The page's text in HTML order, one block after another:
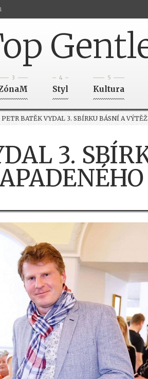
3 4
Styl
5
Kultura
BATĚK VYDAL 3. SBÍRKU BÁSNÍ A
3.